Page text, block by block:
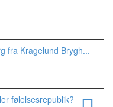
fra Kragelund Brygh...
følelsesrepublik?